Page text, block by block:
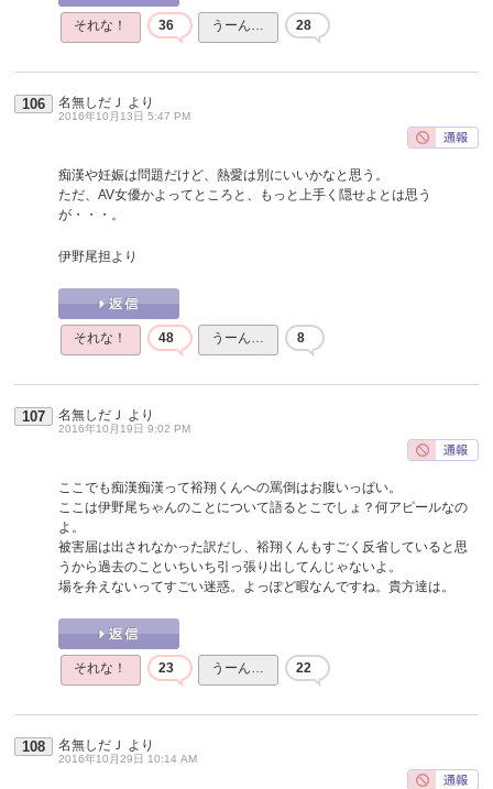
それな！ 36 うーん… 28
106 名無しだＪ より
2016年10月13日 5:47 PM
痴漢や妊娠は問題だけど、熱愛は別にいいかなと思う。
ただ、AV女優かよってところと、もっと上手く隠せよとは思う
が・・・。
伊野尾担より
それな！ 48 うーん… 8
107 名無しだＪ より
2016年10月19日 9:02 PM
ここでも痴漢痴漢って裕翔くんへの罵倒はお腹いっぱい。
ここは伊野尾ちゃんのことについて語るとこでしょ？何アピールなの
よ。
被害届は出されなかった訳だし、裕翔くんもすごく反省していると思
うから過去のこといちいち引っ張り出してんじゃないよ。
場を弁えないってすごい迷惑。よっぽど暇なんですね。貴方達は。
それな！ 23 うーん… 22
108 名無しだＪ より
2016年10月29日 10:14 AM